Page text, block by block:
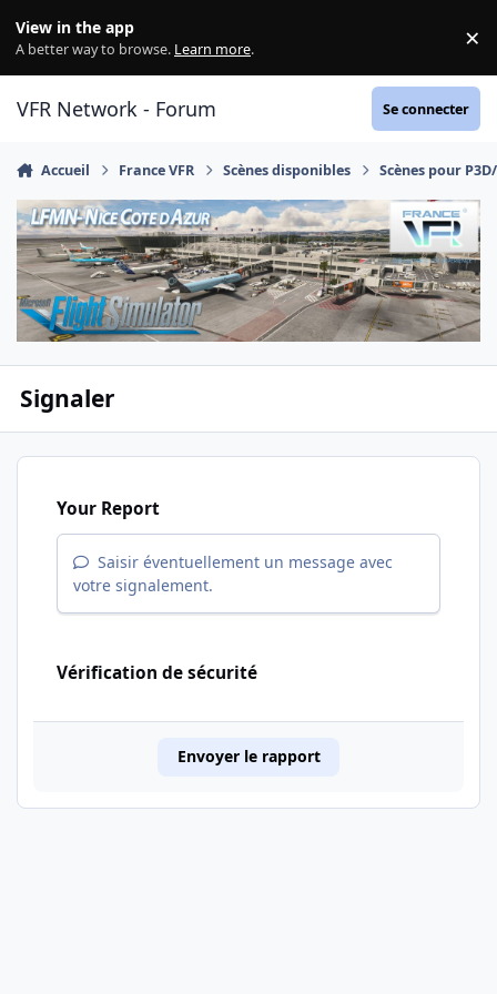
View in the app
A better way to browse. Learn more. ×
VFR Network - Forum Se connecter
Accueil France VFR Scènes disponibles Scènes pour
Signaler
Your Report
Saisir éventuellement un message avec
votre signalement.
Vérification de sécurité
Envoyer le rapport